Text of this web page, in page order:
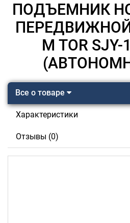
ПОДЪЕМНИК
ПЕРЕДВИЖНОЙ
М TOR SJY-
Все о товаре
Характеристики
Отзывы (0)